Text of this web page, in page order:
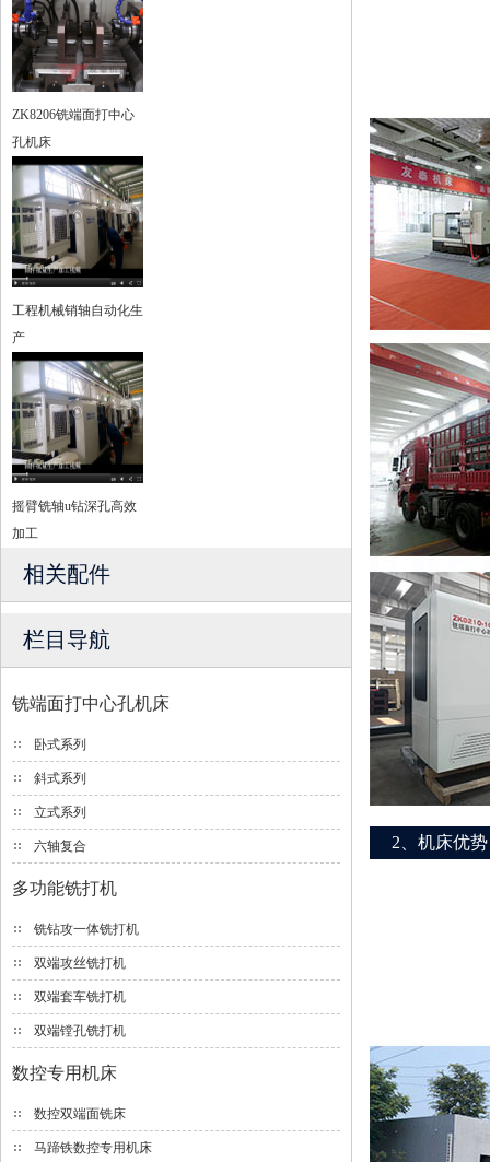
ZK8206铣端面打中心
孔机床
工程机械销轴自动化生
产
摇臂铣轴u钻深孔高效
加工
相关配件
栏目导航
铣端面打中心孔机床
卧式系列
斜式系列
立式系列
六轴复合
多功能铣打机
铣钻攻一体铣打机
双端攻丝铣打机
双端套车铣打机
双端镗孔铣打机
数控专用机床
数控双端面铣床
马蹄铁数控专用机床
2、机床优